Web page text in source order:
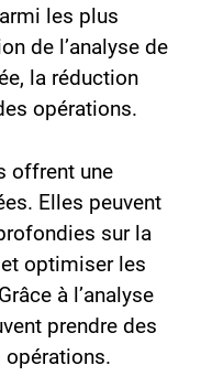
les plus
de l’analyse de
la réduction
opérations.
offrent une
Elles peuvent
sur la
optimiser les
à l’analyse
prendre des